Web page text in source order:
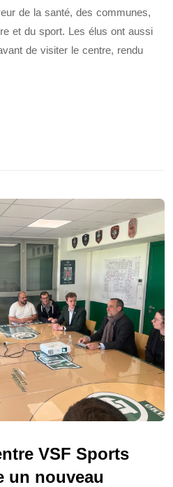
de la santé, des communes,
et du sport. Les élus ont aussi
de visiter le centre, rendu
VSF Sports
un nouveau